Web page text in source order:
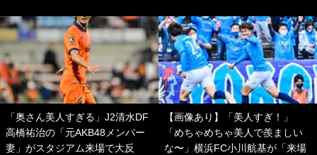
「奥さん美人すぎる」J2清水DF
高橋祐治の「元AKB48メンバー
妻」がスタジアム来場で大反
【画像あり】「美人すぎ！」
「めちゃめちゃ美人で羨ましい
な〜」横浜FC小川航基が「来場